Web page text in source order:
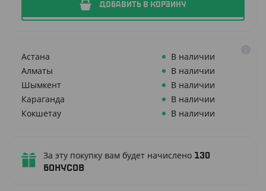
ДОБАВИТЬ В КОРЗИНУ
Астана
В наличии
Алматы
В наличии
Шымкент
В наличии
Караганда
В наличии
Кокшетау
В наличии
За эту покупку вам будет начислено 130
бонусов